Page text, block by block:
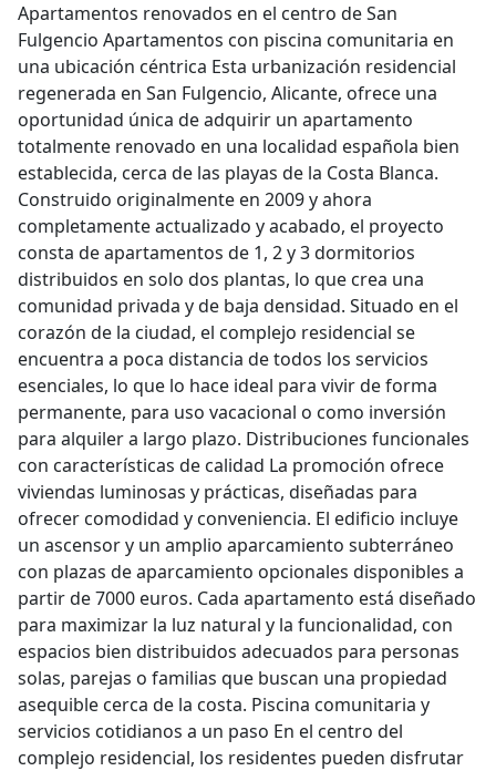
Apartamentos renovados en el centro de San
Fulgencio Apartamentos con piscina comunitaria en
una ubicación céntrica Esta urbanización residencial
regenerada en San Fulgencio, Alicante, ofrece una
oportunidad única de adquirir un apartamento
totalmente renovado en una localidad española bien
establecida, cerca de las playas de la Costa Blanca.
Construido originalmente en 2009 y ahora
completamente actualizado y acabado, el proyecto
consta de apartamentos de 1, 2 y 3 dormitorios
distribuidos en solo dos plantas, lo que crea una
comunidad privada y de baja densidad. Situado en el
corazón de la ciudad, el complejo residencial se
encuentra a poca distancia de todos los servicios
esenciales, lo que lo hace ideal para vivir de forma
permanente, para uso vacacional o como inversión
para alquiler a largo plazo. Distribuciones funcionales
con características de calidad La promoción ofrece
viviendas luminosas y prácticas, diseñadas para
ofrecer comodidad y conveniencia. El edificio incluye
un ascensor y un amplio aparcamiento subterráneo
con plazas de aparcamiento opcionales disponibles a
partir de 7000 euros. Cada apartamento está diseñado
para maximizar la luz natural y la funcionalidad, con
espacios bien distribuidos adecuados para personas
solas, parejas o familias que buscan una propiedad
asequible cerca de la costa. Piscina comunitaria y
servicios cotidianos a un paso En el centro del
complejo residencial, los residentes pueden disfrutar